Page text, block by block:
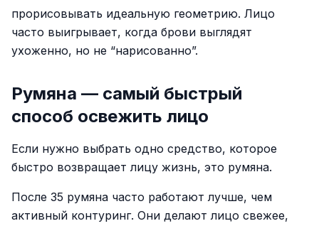
прорисовывать идеальную геометрию. Лицо
часто выигрывает, когда брови выглядят
ухоженно, но не “нарисованно”.
Румяна — самый быстрый
способ освежить лицо
Если нужно выбрать одно средство, которое
быстро возвращает лицу жизнь, это румяна.
После 35 румяна часто работают лучше, чем
активный контуринг. Они делают лицо свежее,